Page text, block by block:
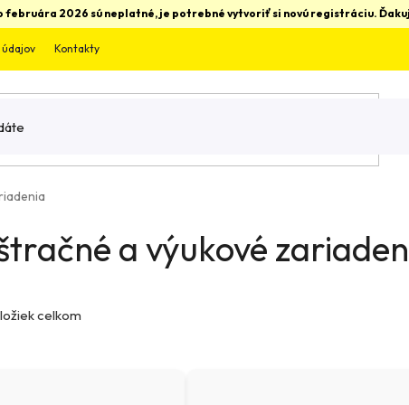
februára 2026 sú neplatné, je potrebné vytvoriť si novú registráciu.
Kontakty
a výukové
celkom